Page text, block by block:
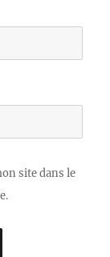
site dans le